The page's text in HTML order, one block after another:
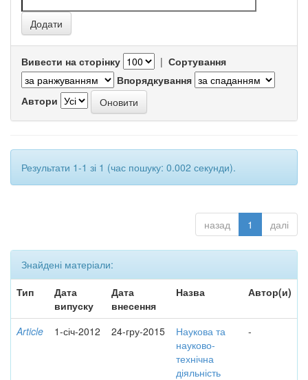
Вивести на сторінку | Сортування
Впорядкування
Автори
Результати 1-1 зі 1 (час пошуку: 0.002 секунди).
назад 1 далі
Знайдені матеріали:
Тип
Дата
випуску
Дата
внесення
Назва Автор(и)
Article 1-січ-2012 24-гру-2015
Наукова та
науково-
технічна
діяльність
-